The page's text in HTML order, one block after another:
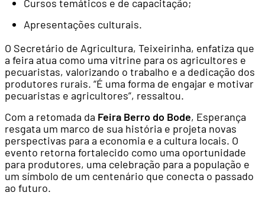
Cursos temáticos e de capacitação;
Apresentações culturais.
O Secretário de Agricultura, Teixeirinha, enfatiza que
a feira atua como uma vitrine para os agricultores e
pecuaristas, valorizando o trabalho e a dedicação dos
produtores rurais. “É uma forma de engajar e motivar
pecuaristas e agricultores”, ressaltou.
Com a retomada da Feira Berro do Bode, Esperança
resgata um marco de sua história e projeta novas
perspectivas para a economia e a cultura locais. O
evento retorna fortalecido como uma oportunidade
para produtores, uma celebração para a população e
um símbolo de um centenário que conecta o passado
ao futuro.